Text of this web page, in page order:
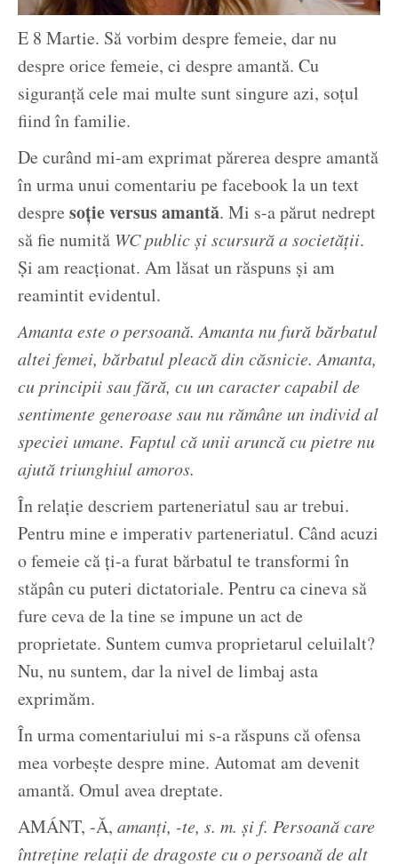
E 8 Martie. Să vorbim despre femeie, dar nu
despre orice femeie, ci despre amantă. Cu
siguranță cele mai multe sunt singure azi, soțul
fiind în familie.
De curând mi-am exprimat părerea despre amantă
în urma unui comentariu pe facebook la un text
despre soție versus amantă. Mi s-a părut nedrept
să fie numită WC public și scursură a societății.
Și am reacționat. Am lăsat un răspuns și am
reamintit evidentul.
Amanta este o persoană. Amanta nu fură bărbatul
altei femei, bărbatul pleacă din căsnicie. Amanta,
cu principii sau fără, cu un caracter capabil de
sentimente generoase sau nu rămâne un individ al
speciei umane. Faptul că unii aruncă cu pietre nu
ajută triunghiul amoros.
În relație descriem parteneriatul sau ar trebui.
Pentru mine e imperativ parteneriatul. Când acuzi
o femeie că ți-a furat bărbatul te transformi în
stăpân cu puteri dictatoriale. Pentru ca cineva să
fure ceva de la tine se impune un act de
proprietate. Suntem cumva proprietarul celuilalt?
Nu, nu suntem, dar la nivel de limbaj asta
exprimăm.
În urma comentariului mi s-a răspuns că ofensa
mea vorbește despre mine. Automat am devenit
amantă. Omul avea dreptate.
AMÁNT, -Ă, amanți, -te, s. m. și f. Persoană care
întreține relații de dragoste cu o persoană de alt